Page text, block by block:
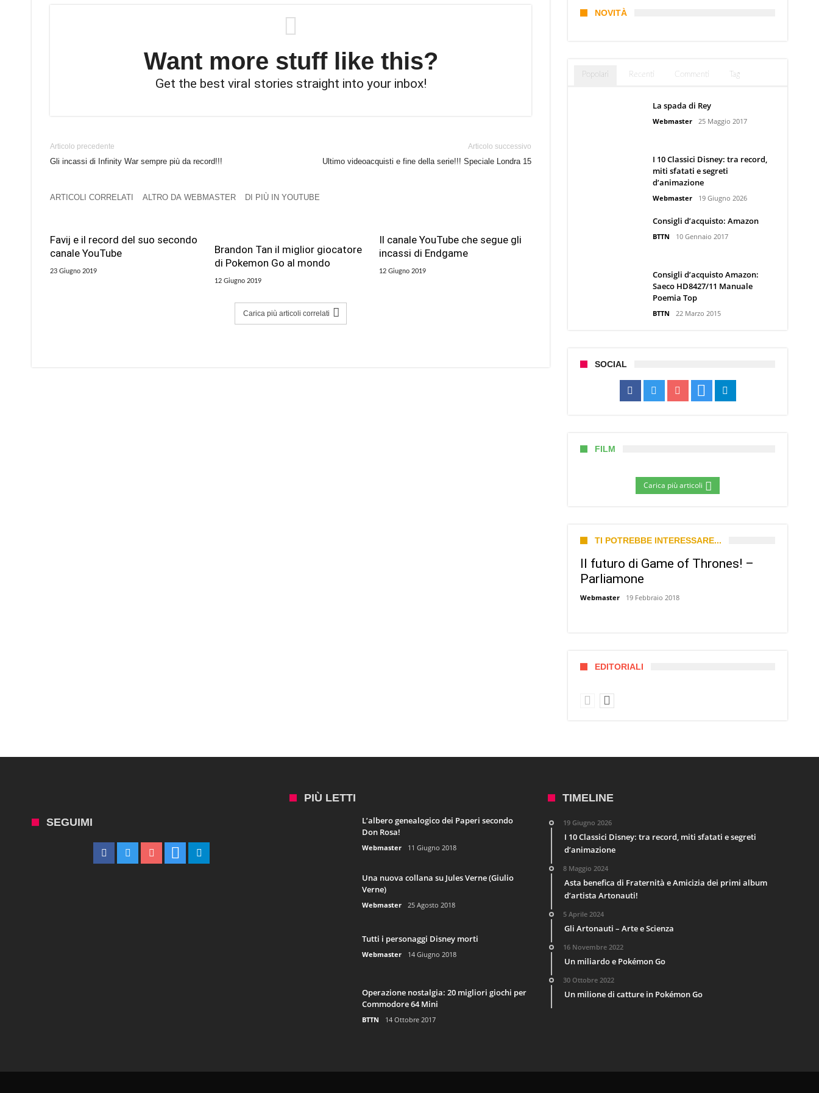
Want more stuff like this?
Get the best viral stories straight into your inbox!
Articolo precedente
Gli incassi di Infinity War sempre più da record!!!
Articolo successivo
Ultimo videoacquisti e fine della serie!!! Speciale Londra 15
ARTICOLI CORRELATI ALTRO DA WEBMASTER DI PIÙ IN YOUTUBE
Favij e il record del suo secondo
canale YouTube
23 Giugno 2019
Brandon Tan il miglior giocatore
di Pokemon Go al mondo
12 Giugno 2019
Il canale YouTube che segue gli
incassi di Endgame
12 Giugno 2019
Carica più articoli correlati
NOVITÀ
Popolari Recenti Commenti Tag
La spada di Rey
Webmaster 25 Maggio 2017
I 10 Classici Disney: tra record,
miti sfatati e segreti
d’animazione
Webmaster 19 Giugno 2026
Consigli d’acquisto: Amazon
BTTN 10 Gennaio 2017
Consigli d’acquisto Amazon:
Saeco HD8427/11 Manuale
Poemia Top
BTTN 22 Marzo 2015
SOCIAL
FILM
Carica più articoli
TI POTREBBE INTERESSARE...
Il futuro di Game of Thrones! –
Parliamone
Webmaster 19 Febbraio 2018
EDITORIALI
SEGUIMI
PIÙ LETTI
L’albero genealogico dei Paperi secondo
Don Rosa!
Webmaster 11 Giugno 2018
Una nuova collana su Jules Verne (Giulio
Verne)
Webmaster 25 Agosto 2018
Tutti i personaggi Disney morti
Webmaster 14 Giugno 2018
Operazione nostalgia: 20 migliori giochi per
Commodore 64 Mini
BTTN 14 Ottobre 2017
TIMELINE
19 Giugno 2026
I 10 Classici Disney: tra record, miti sfatati e segreti
d’animazione
8 Maggio 2024
Asta benefica di Fraternità e Amicizia dei primi album
d’artista Artonauti!
5 Aprile 2024
Gli Artonauti – Arte e Scienza
16 Novembre 2022
Un miliardo e Pokémon Go
30 Ottobre 2022
Un milione di catture in Pokémon Go